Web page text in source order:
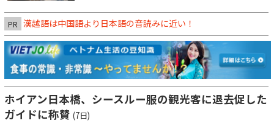
PR 漢越語は中国語より日本語の音読みに近い！
ホイアン日本橋、シースルー服の観光客に退去促した
ガイドに称賛 (7日)